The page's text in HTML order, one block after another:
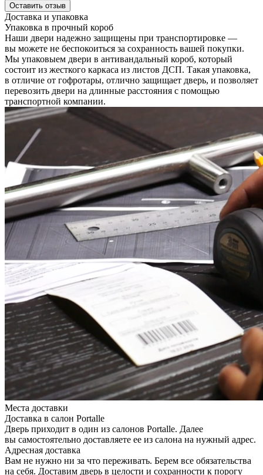
Оставить отзыв
Доставка и упаковка
Упаковка в прочный короб
Наши двери надежно защищены при транспортировке —
вы можете не беспокоиться за сохранность вашей покупки.
Мы упаковыем двери в антивандальный короб, который
состоит из жесткого каркаса из листов ДСП. Такая упаковка,
в отличие от гофротары, отлично защищает дверь, и позволяет
перевозить двери на длинные расстояния с помощью
транспортной компании.
Места доставки
Доставка в салон Portalle
Дверь приходит в один из салонов Portalle. Далее
вы самостоятельно доставляете ее из салона на нужный адрес.
Адресная доставка
Вам не нужно ни за что переживать. Берем все обязательства
на себя. Доставим дверь в целости и сохранности к порогу